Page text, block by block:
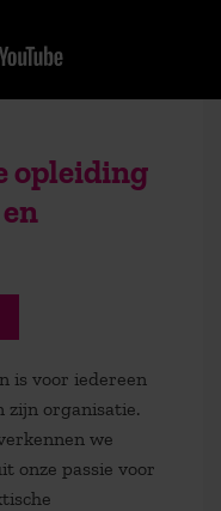
opleiding
is voor iedereen
zijn organisatie.
we
onze passie voor